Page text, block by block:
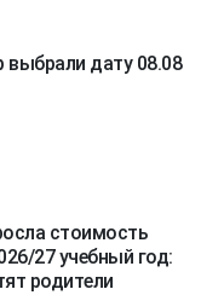
выбрали дату 08.08
стоимость
27 учебный год:
родители